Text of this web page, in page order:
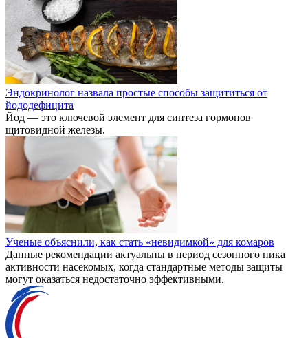
Эндокринолог назвала простые способы защититься от
йододефицита
Йод — это ключевой элемент для синтеза гормонов
щитовидной железы.
Ученые объяснили, как стать «невидимкой» для комаров
Данные рекомендации актуальны в период сезонного пика
активности насекомых, когда стандартные методы защиты
могут оказаться недостаточно эффективными.